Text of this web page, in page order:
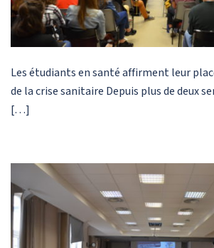
Les étudiants en santé affirment leur
de la crise sanitaire Depuis plus de deux
[…]